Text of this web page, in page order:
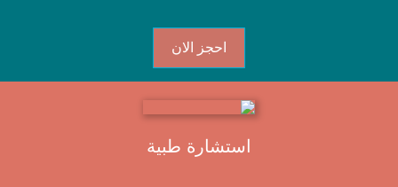
احجز الان
استشارة طبية